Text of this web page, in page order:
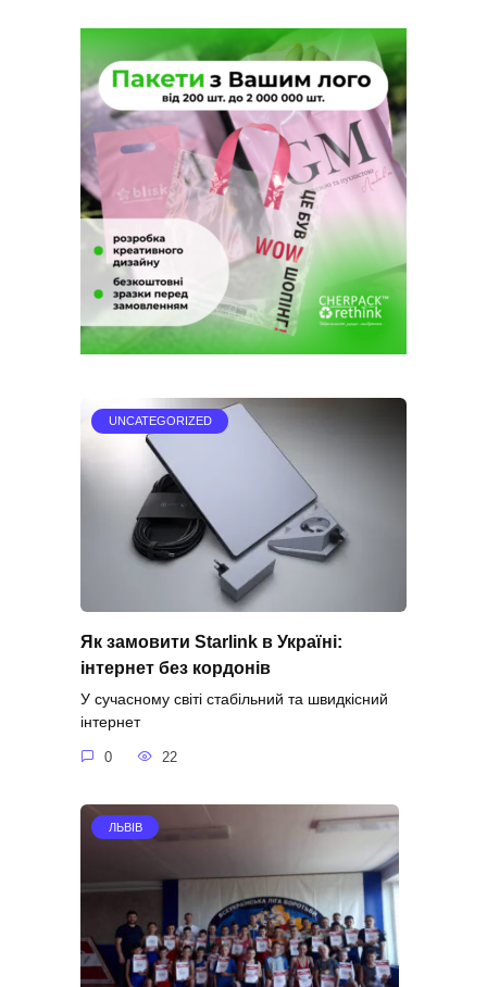
UNCATEGORIZED
Як замовити Starlink в Україні:
інтернет без кордонів
У сучасному світі стабільний та швидкісний
інтернет
0 22
ЛЬВІВ